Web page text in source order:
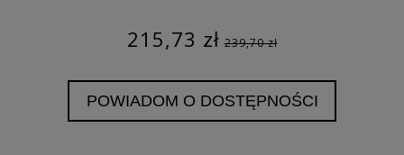
215,73 zł 239,70 zł
POWIADOM O DOSTĘPNOŚCI